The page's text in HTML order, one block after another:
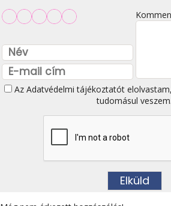
Az Adatvédelmi tájékoztatót
tudomásul veszem.